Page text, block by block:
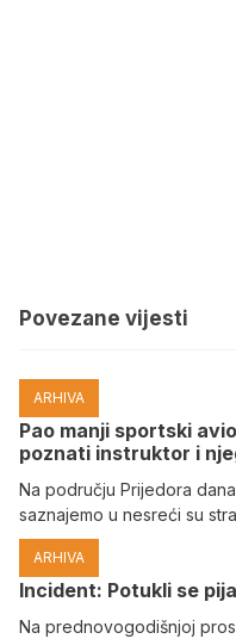
Povezane vijesti
ARHIVA
Pao manji sportski
poznati instruktor i
Na području Prijedora
saznajemo u nesreći su
ARHIVA
Incident: Potukli se
Na prednovogodišnjoj